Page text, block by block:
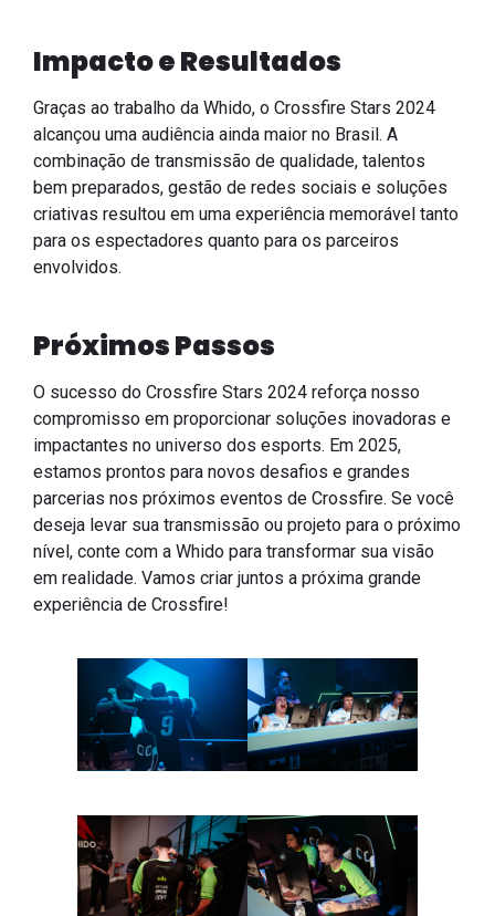
Impacto e Resultados
Graças ao trabalho da Whido, o Crossfire Stars 2024
alcançou uma audiência ainda maior no Brasil. A
combinação de transmissão de qualidade, talentos
bem preparados, gestão de redes sociais e soluções
criativas resultou em uma experiência memorável tanto
para os espectadores quanto para os parceiros
envolvidos.
Próximos Passos
O sucesso do Crossfire Stars 2024 reforça nosso
compromisso em proporcionar soluções inovadoras e
impactantes no universo dos esports. Em 2025,
estamos prontos para novos desafios e grandes
parcerias nos próximos eventos de Crossfire. Se você
deseja levar sua transmissão ou projeto para o próximo
nível, conte com a Whido para transformar sua visão
em realidade. Vamos criar juntos a próxima grande
experiência de Crossfire!